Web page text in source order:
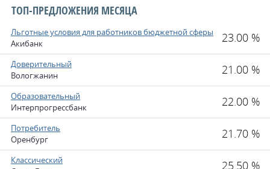
ТОП-ПРЕДЛОЖЕНИЯ МЕСЯЦА
Льготные условия для работников бюджетной сферы
Акибанк
23.00 %
Доверительный
Вологжанин
21.00 %
Образовательный
Интерпрогрессбанк
22.00 %
Потребитель
Оренбург
21.70 %
Классический
25.50 %